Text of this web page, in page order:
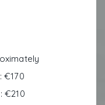
€170
€210